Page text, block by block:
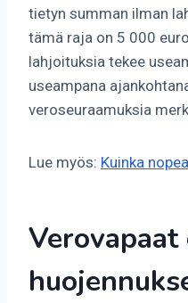
tietyn summan ilman
tämä raja on 5 000
lahjoituksia tekee
useampana
veroseuraamuksia
Lue myös: Kuinka
Verovapaat